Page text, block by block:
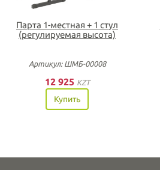
Парта 1-местная + 1 стул
(регулируемая высота)
Артикул: ШМБ-00008
12 925 KZT
Купить